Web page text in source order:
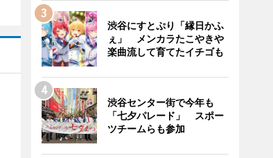
渋谷にすとぷり「縁日かふ
ぇ」 メンカラたこやきや
楽曲流して育てたイチゴも
渋谷センター街で今年も
「七夕パレード」 スポー
ツチームらも参加